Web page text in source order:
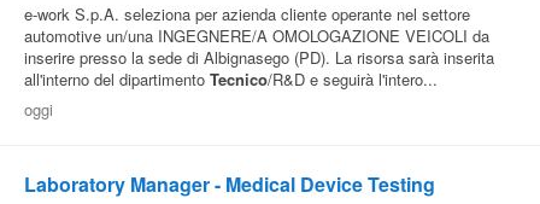
e-work S.p.A. seleziona per azienda cliente operante nel settore
automotive un/una INGEGNERE/A OMOLOGAZIONE VEICOLI da
inserire presso la sede di Albignasego (PD). La risorsa sarà inserita
all'interno del dipartimento Tecnico/R&D e seguirà l'intero...
oggi
Laboratory Manager - Medical Device Testing